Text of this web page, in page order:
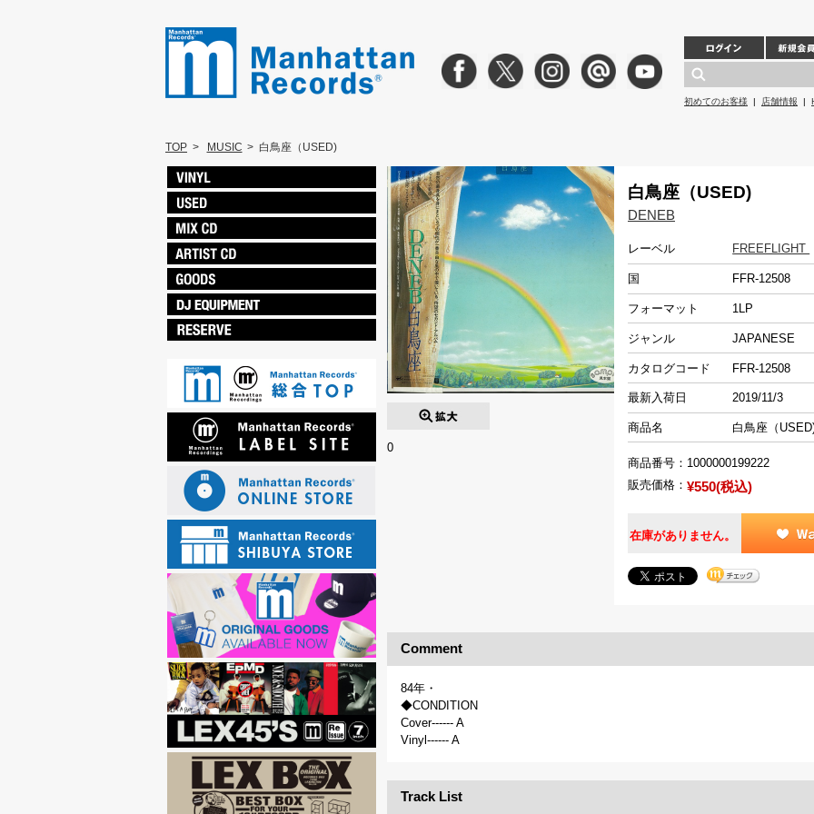
初めてのお客様 | 店舗情報 |
TOP > MUSIC > 白鳥座（USED)
白鳥座（USED)
DENEB
レーベル FREEFLIGHT
国 FFR-12508
フォーマット 1LP
ジャンル JAPANESE
カタログコード FFR-12508
最新入荷日 2019/11/3
商品名 白鳥座（
商品番号： 1000000199222
販売価格： ¥550(税込)
在庫がありません。
0
Comment
84年・
◆CONDITION
Cover------ A
Vinyl------ A
Track List